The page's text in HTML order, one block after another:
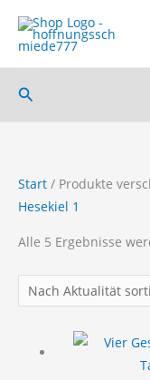
Inhalt
springen
Suchen
Start / Produkte
Hesekiel 1
Alle 5 Ergebnisse